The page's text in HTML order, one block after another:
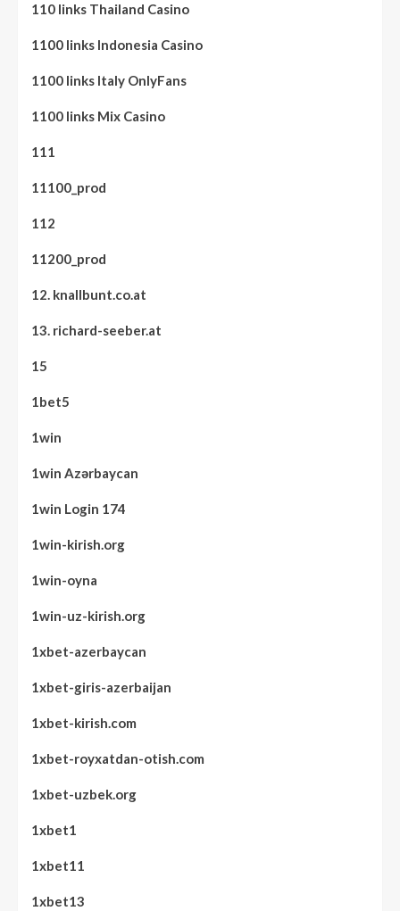
110 links Thailand Casino
1100 links Indonesia Casino
1100 links Italy OnlyFans
1100 links Mix Casino
111
11100_prod
112
11200_prod
12. knallbunt.co.at
13. richard-seeber.at
15
1bet5
1win
1win Azərbaycan
1win Login 174
1win-kirish.org
1win-oyna
1win-uz-kirish.org
1xbet-azerbaycan
1xbet-giris-azerbaijan
1xbet-kirish.com
1xbet-royxatdan-otish.com
1xbet-uzbek.org
1xbet1
1xbet11
1xbet13